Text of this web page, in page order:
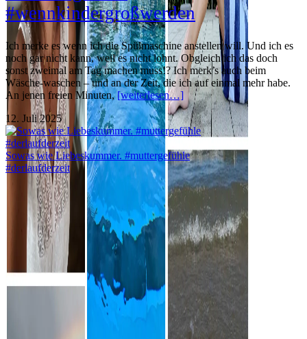
Gesunde Erde. Gesunde Kinder.: Die Schönheiten
unserer Natur sind NICHT selbstverständlich! Darum
sollten wir JETZT aufwachen! Teil 1
#wennkindergroßwerden
Ich merke es wenn ich die Spülmaschine anstellen will. Und ich es
noch gar nicht kann, weil es nicht lohnt. Obgleich ich das doch
sonst zweimal am Tag machen muss!? Ich merk’s auch beim
Wäsche-waschen – und an der Zeit, die ich auf einmal mehr habe.
An jenen freien Minuten,[weiterlesen…]
12. Juli 2025
Sowas wie Liebeskummer. #muttergefühle
#derlaufderzeit